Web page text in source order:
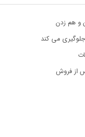
و هم زدن
می کند